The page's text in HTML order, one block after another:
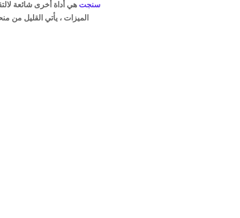
سنجت هي أداة أخرى شائعة
الميزات ، يأتي القليل من